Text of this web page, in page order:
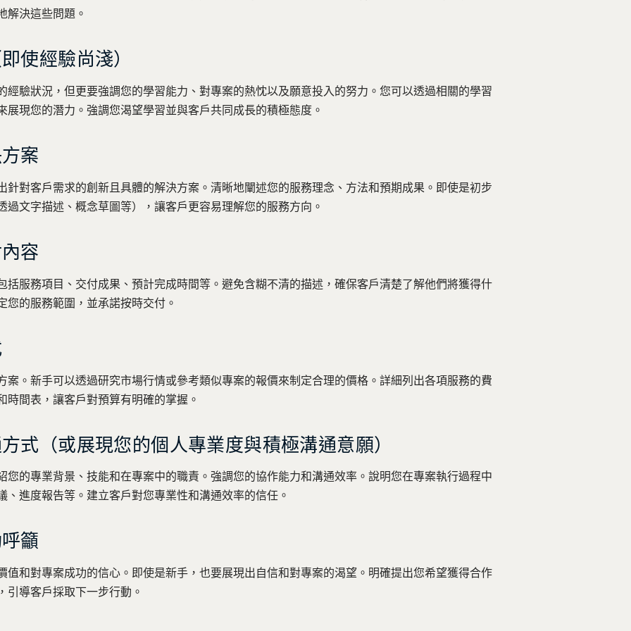
解決這些問題。
使經驗尚淺）
經驗狀況，但更要強調您的學習能力、對專案的熱忱以及願意投入的努力。您可以透過相關的學習
現您的潛力。強調您渴望學習並與客戶共同成長的積極態度。
案
針對客戶需求的創新且具體的解決方案。清晰地闡述您的服務理念、方法和預期成果。即使是初步
文字描述、概念草圖等），讓客戶更容易理解您的服務方向。
容
括服務項目、交付成果、預計完成時間等。避免含糊不清的描述，確保客戶清楚了解他們將獲得什
您的服務範圍，並承諾按時交付。
案。新手可以透過研究市場行情或參考類似專案的報價來制定合理的價格。詳細列出各項服務的費
間表，讓客戶對預算有明確的掌握。
式（或展現您的個人專業度與積極溝通意願）
您的專業背景、技能和在專案中的職責。強調您的協作能力和溝通效率。說明您在專案執行過程中
進度報告等。建立客戶對您專業性和溝通效率的信任。
籲
值和對專案成功的信心。即使是新手，也要展現出自信和對專案的渴望。明確提出您希望獲得合作
引導客戶採取下一步行動。